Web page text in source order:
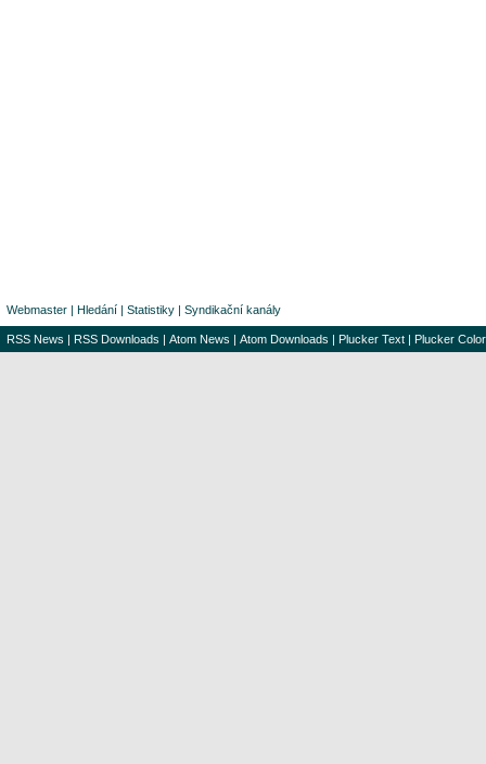
Webmaster | Hledání | Statistiky | Syndikační kanály
RSS News | RSS Downloads | Atom News | Atom Downloads | Plucker Text | Plucker Color